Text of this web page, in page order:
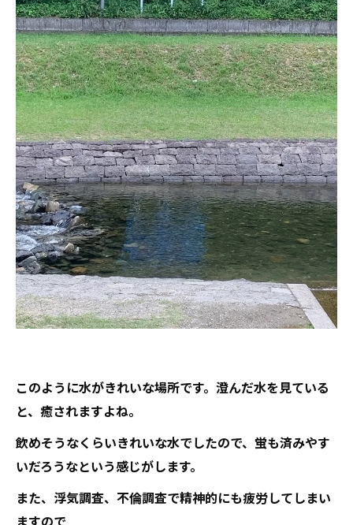
このように水がきれいな場所です。澄んだ水を見ている
と、癒されますよね。
飲めそうなくらいきれいな水でしたので、蛍も済みやす
いだろうなという感じがします。
また、浮気調査、不倫調査で精神的にも疲労してしまい
ますので